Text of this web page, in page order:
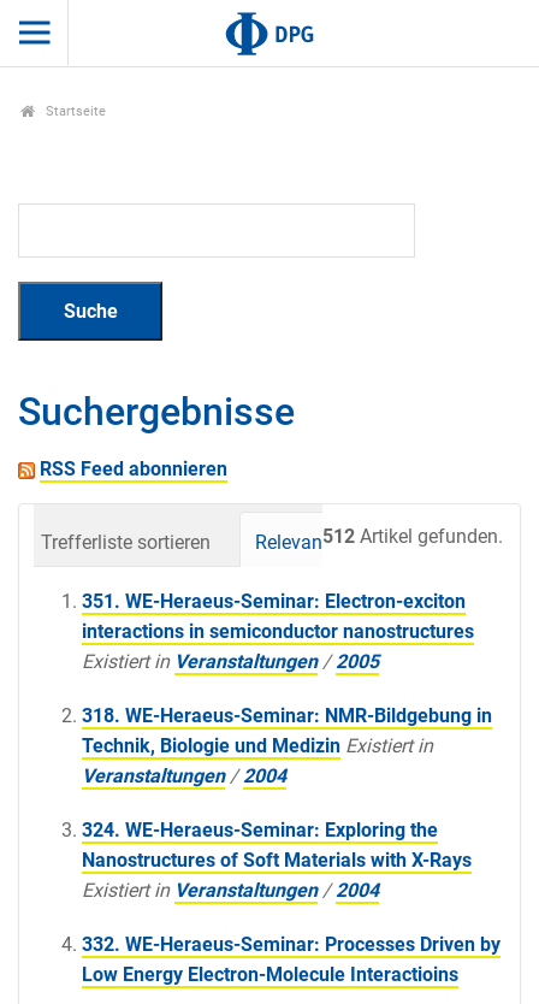
Startseite
Suchergebnisse
RSS Feed abonnieren
512 Artikel gefunden.
Trefferliste sortieren Relevanz Datum
351. WE-Heraeus-Seminar: Electron-exciton
interactions in semiconductor nanostructures
Existiert in Veranstaltungen /2005
318. WE-Heraeus-Seminar: NMR-Bildgebung in
Technik, Biologie und Medizin Existiert in
Veranstaltungen /2004
324. WE-Heraeus-Seminar: Exploring the
Nanostructures of Soft Materials with X-Rays
Existiert in Veranstaltungen /2004
332. WE-Heraeus-Seminar: Processes Driven by
Low Energy Electron-Molecule Interactioins